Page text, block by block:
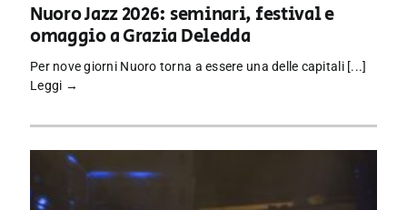
Nuoro Jazz 2026: seminari, festival e
omaggio a Grazia Deledda
Per nove giorni Nuoro torna a essere una delle capitali [...]
Leggi →